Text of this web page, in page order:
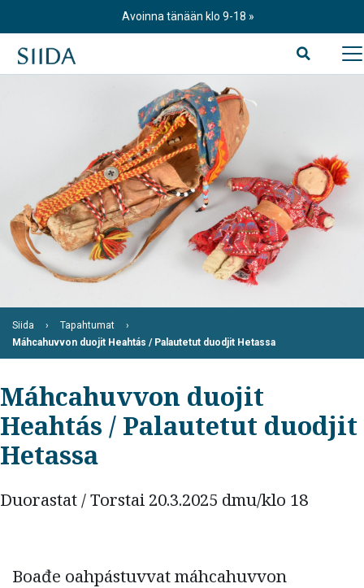
Avoinna tänään klo 9-18
Siida
Tapahtumat
Máhcahuvvon duojit Heahtás / Palautetut duodjit Hetassa
Máhcahuvvon duojit
Heahtás / Palautetut duodjit
Hetassa
Duorastat / Torstai 20.3.2025 dmu/klo 18
Boađe oahpástuvvat máhcahuvvon